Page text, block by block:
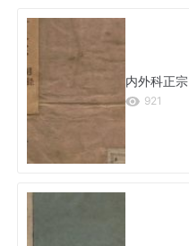
内外科正宗
921